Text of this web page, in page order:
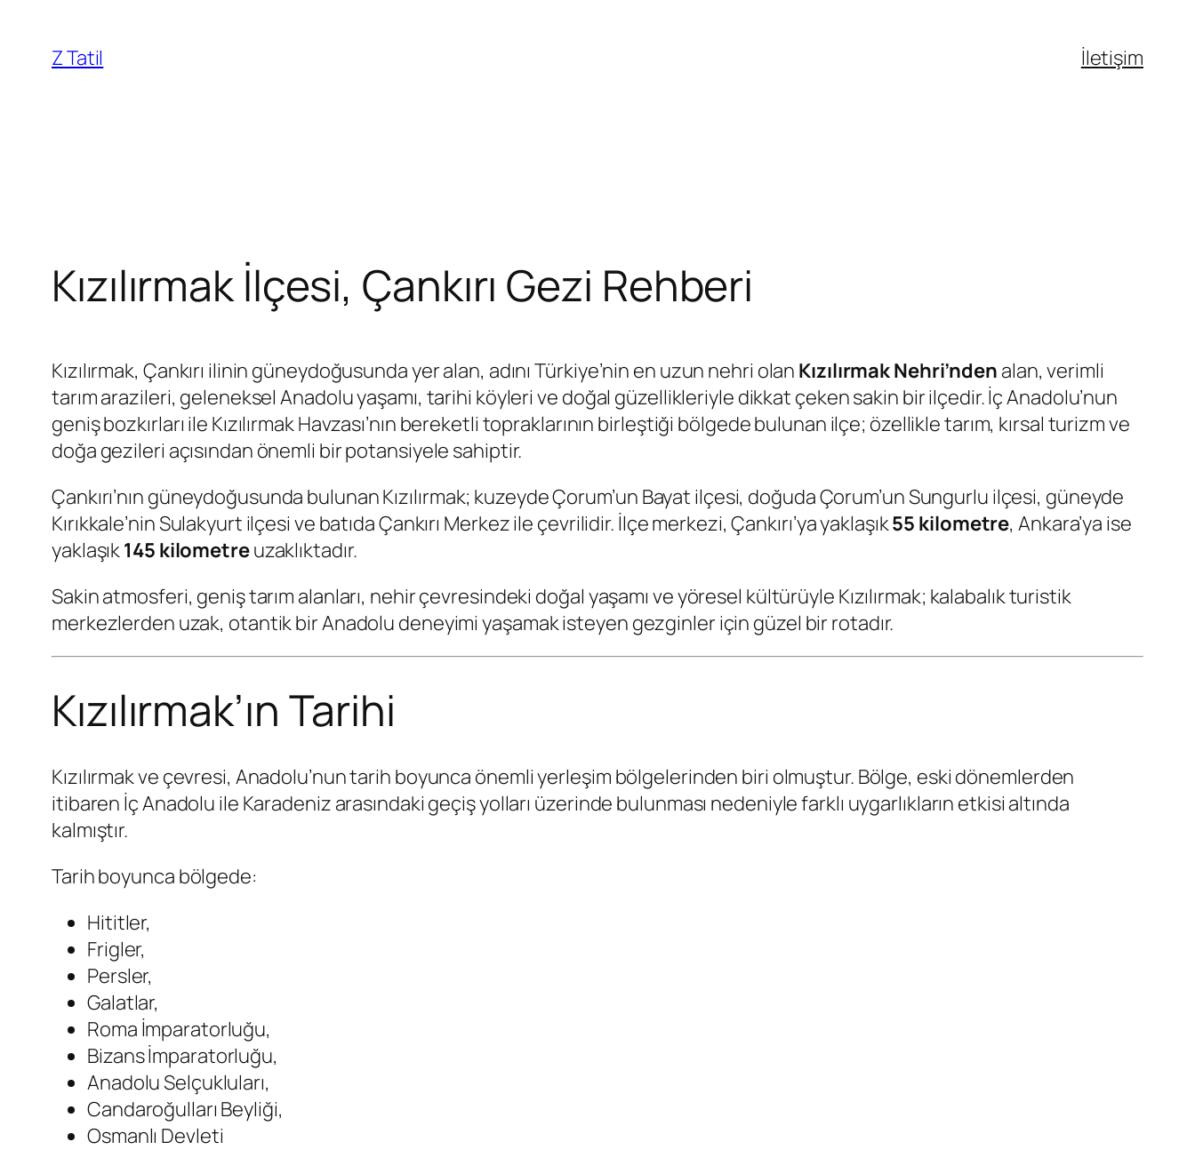
Z Tatil İletişim
Kızılırmak İlçesi, Çankırı Gezi Rehberi
Kızılırmak, Çankırı ilinin güneydoğusunda yer alan, adını Türkiye’nin en uzun nehri olan Kızılırmak Nehri’nden alan, verimli
tarım arazileri, geleneksel Anadolu yaşamı, tarihi köyleri ve doğal güzellikleriyle dikkat çeken sakin bir ilçedir. İç Anadolu’nun
geniş bozkırları ile Kızılırmak Havzası’nın bereketli topraklarının birleştiği bölgede bulunan ilçe; özellikle tarım, kırsal turizm ve
doğa gezileri açısından önemli bir potansiyele sahiptir.
Çankırı’nın güneydoğusunda bulunan Kızılırmak; kuzeyde Çorum’un Bayat ilçesi, doğuda Çorum’un Sungurlu ilçesi, güneyde
Kırıkkale’nin Sulakyurt ilçesi ve batıda Çankırı Merkez ile çevrilidir. İlçe merkezi, Çankırı’ya yaklaşık55 kilometre, Ankara’ya ise
yaklaşık145 kilometreuzaklıktadır.
Sakin atmosferi, geniş tarım alanları, nehir çevresindeki doğal yaşamı ve yöresel kültürüyle Kızılırmak; kalabalık turistik
merkezlerden uzak, otantik bir Anadolu deneyimi yaşamak isteyen gezginler için güzel bir rotadır.
Kızılırmak’ın Tarihi
Kızılırmak ve çevresi, Anadolu’nun tarih boyunca önemli yerleşim bölgelerinden biri olmuştur. Bölge, eski dönemlerden
itibaren İç Anadolu ile Karadeniz arasındaki geçiş yolları üzerinde bulunması nedeniyle farklı uygarlıkların etkisi altında
kalmıştır.
Tarih boyunca bölgede:
Hititler,
Frigler,
Persler,
Galatlar,
Roma İmparatorluğu,
Bizans İmparatorluğu,
Anadolu Selçukluları,
Candaroğulları Beyliği,
Osmanlı Devleti